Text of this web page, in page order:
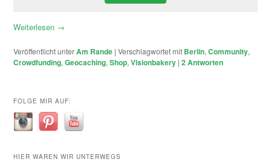
Weiterlesen →
Veröffentlicht unterAm Rande |Verschlagwortet mit Berlin,Community,
Crowdfunding,Geocaching,Shop,Visionbakery |2Antworten
FOLGE MIR AUF:
HIER WAREN WIR UNTERWEGS